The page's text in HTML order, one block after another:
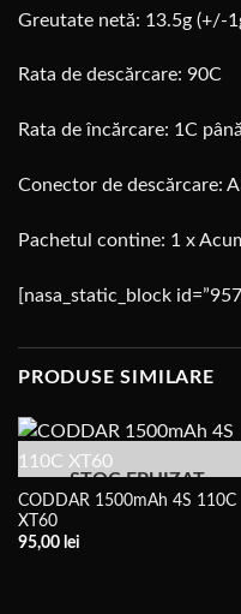
Greutate netă: 13.5g (+/-
Rata de descărcare: 90C
Rata de încărcare: 1C
Conector de descărcare:
Pachetul contine: 1 x
[nasa_static_block
PRODUSE SIMILARE
STOC EPUIZAT
CODDAR 1500mAh 4S 110C
XT60
95,00 lei